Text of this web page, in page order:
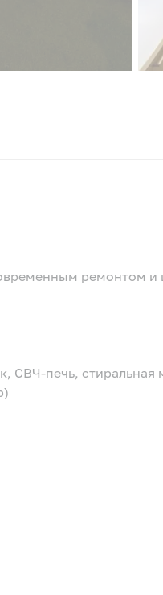
ремонтом
СВЧ-печь, стиральная